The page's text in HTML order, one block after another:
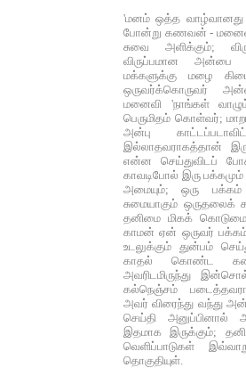
'மனம் ஒத்த
போன்று கணவன் - மனைவி
சுவை அளிக்கும்;
விருப்பமான அன்பை
மக்களுக்கு மழை
ஒருவர்க்கொருவர்
மனைவி 'நாங்கள்
பெருமிதம் கொள்வர்;
அன்பு
இல்லாதவராகத்தான்
என்ன செய்துவிடப்
காவடிபோல் இரு
அமையும்; ஒரு பக்கம்
சுமையாகும் ஒருதலைக்
தனிமை மிகக்
காமன் ஏன் ஒருவர் பக்கம்
உடலுக்கும் துன்பம்
காதல் கொண்ட கணவர்
அவரிடமிருந்து
கல்நெஞ்சம்
அவர் விரைந்து வந்து
செய்தி அனுப்பினால்
இதமாக இருக்கும்;
வெளிப்பாடுகள்
தொகுதியுள்.